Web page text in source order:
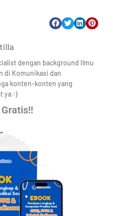
dengan background Ilmu
di Komunikasi dan
konten-konten yang
ya :)